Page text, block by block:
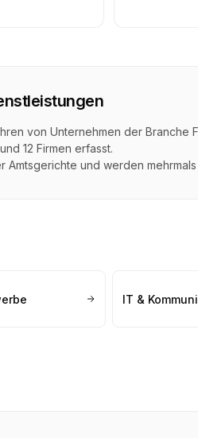
von Unternehmen der Branche
12 Firmen erfasst.
und werden
IT &